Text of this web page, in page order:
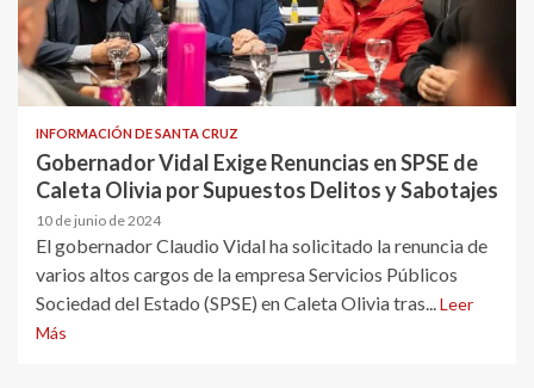
INFORMACIÓN DE SANTA CRUZ
Gobernador Vidal Exige Renuncias en SPSE de
Caleta Olivia por Supuestos Delitos y Sabotajes
10 de junio de 2024
El gobernador Claudio Vidal ha solicitado la renuncia de
varios altos cargos de la empresa Servicios Públicos
Sociedad del Estado (SPSE) en Caleta Olivia tras...Leer
Más